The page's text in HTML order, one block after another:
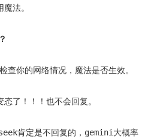
法。
你的网络情况，魔法是否生效。
了！！！也不会回复。
肯定是不回复的，gemini大概率